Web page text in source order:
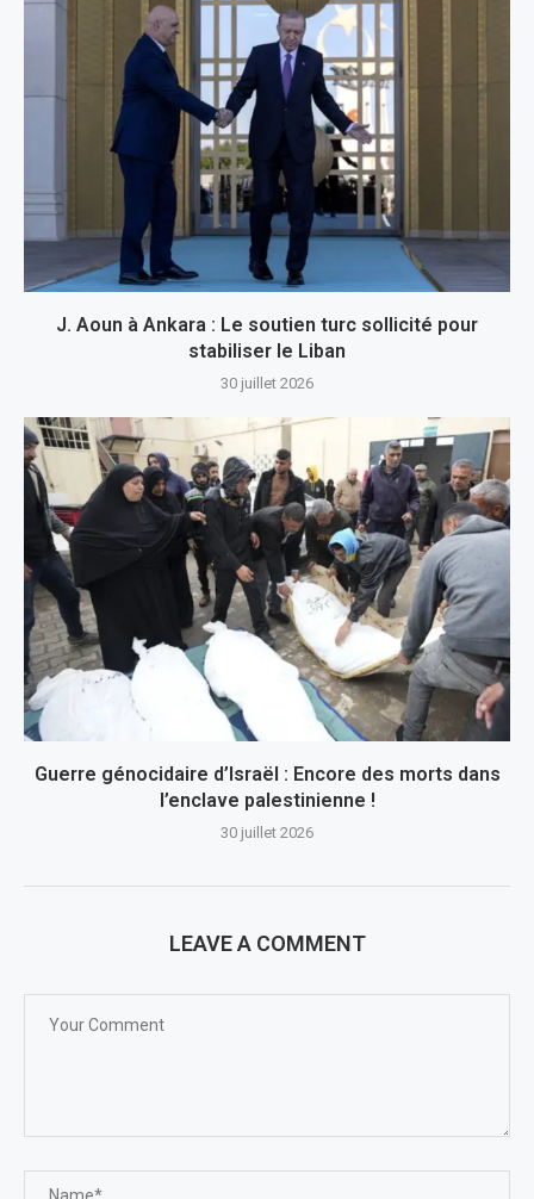
J. Aoun à Ankara : Le soutien turc sollicité pour
stabiliser le Liban
30 juillet 2026
Guerre génocidaire d’Israël : Encore des morts dans
l’enclave palestinienne !
30 juillet 2026
LEAVE A COMMENT